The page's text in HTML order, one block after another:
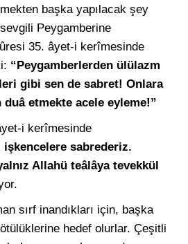
başka yapılacak şey
Peygamberine
35. âyet-i kerîmesinde
“Peygamberlerden ülülazm
gibi sen de sabret! Onlara
etmekte acele eyleme!”
i kerîmesinde
işkencelere sabrederiz.
Allahü teâlâya tevekkül
sırf inandıkları için, başka
hedef olurlar. Çeşitli